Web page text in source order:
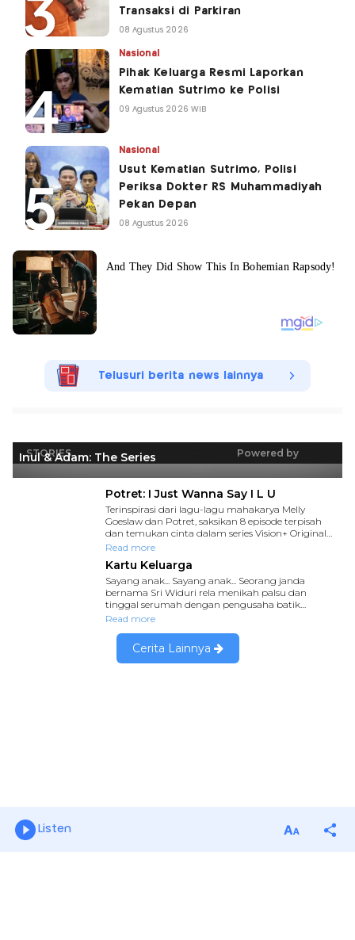
Transaksi di Parkiran
08 Agustus 2026
Nasional
Pihak Keluarga Resmi Laporkan
Kematian Sutrimo ke Polisi
09 Agustus 2026 WIB
Nasional
Usut Kematian Sutrimo, Polisi
Periksa Dokter RS Muhammadiyah
Pekan Depan
08 Agustus 2026
Telusuri berita news lainnya
Listen